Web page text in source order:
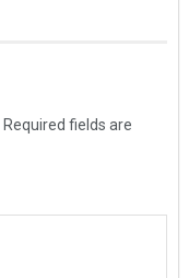
Required fields are